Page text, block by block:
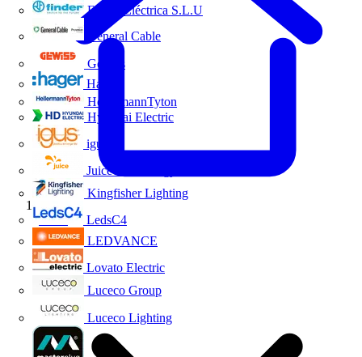
Finder Eléctrica S.L.U
General Cable
Gewiss
Hager
HellermannTyton
Hyundai Electric
igus
Juice Technology
Kingfisher Lighting
LedsC4
LEDVANCE
Lovato Electric
Luceco Group
Luceco Lighting
Inicio